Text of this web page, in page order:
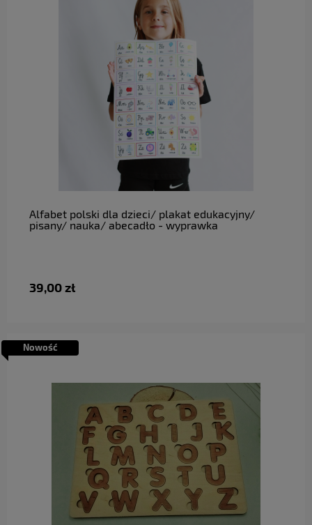
Alfabet polski dla dzieci/ plakat edukacyjny/
pisany/ nauka/ abecadło - wyprawka
39,00 zł
Nowość